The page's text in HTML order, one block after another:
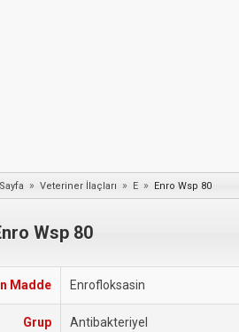
» Veteriner İlaçları » E » Enro Wsp 80
Wsp 80
Madde Enrofloksasin
Grup Antibakteriyel